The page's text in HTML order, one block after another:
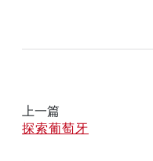
上一篇
探索葡萄牙